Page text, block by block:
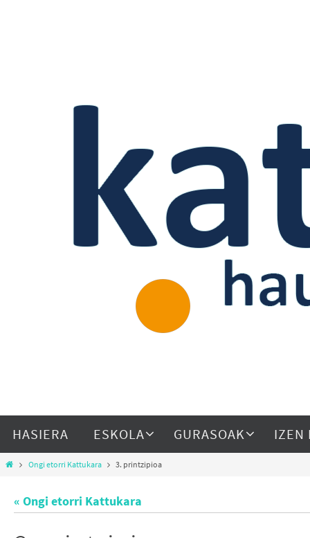
HASIERA ESKOLA GURASOAK IZEN
Ongi etorri Kattukara 3. printzipioa
« Ongi etorri Kattukara